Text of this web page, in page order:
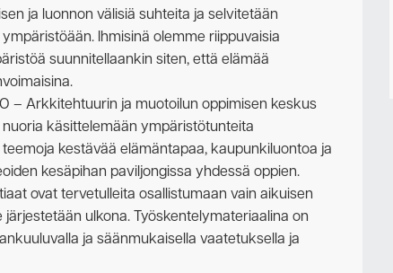
ja luonnon välisiä suhteita ja selvitetään
Ihmisinä olemme riippuvaisia
suunnitellaankin siten, että elämää
– Arkkitehtuurin ja muotoilun oppimisen keskus
käsittelemään ympäristötunteita
kestävää elämäntapaa, kaupunkiluontoa ja
kesäpihan paviljongissa yhdessä oppien.
ovat tervetulleita osallistumaan vain aikuisen
ulkona. Työskentelymateriaalina on
ja säänmukaisella vaatetuksella ja